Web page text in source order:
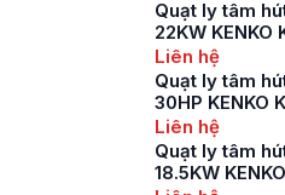
Quạt ly tâm
22KW KENKO
Liên hệ
Quạt ly tâm
30HP KENKO
Liên hệ
Quạt ly tâm
18.5KW